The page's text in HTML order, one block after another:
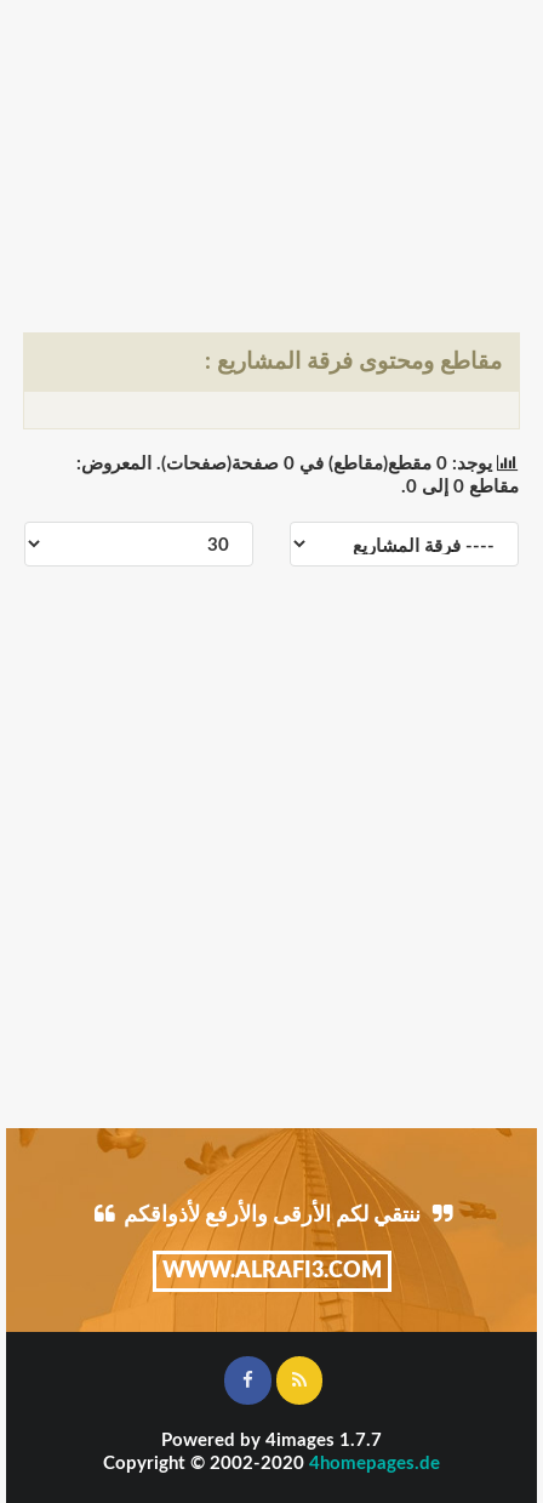
مقاطع ومحتوى فرقة المشاريع :
يوجد: 0 مقطع(مقاطع) في 0 صفحة(صفحات). المعروض:
مقاطع 0 إلى 0.
ننتقي لكم الأرقى والأرفع لأذواقكم
WWW.ALRAFI3.COM
Powered by 4images 1.7.7
Copyright © 2002-2020 4homepages.de